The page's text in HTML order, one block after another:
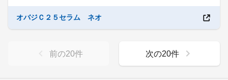
オバジＣ２５セラム ネオ
前の20件 次の20件